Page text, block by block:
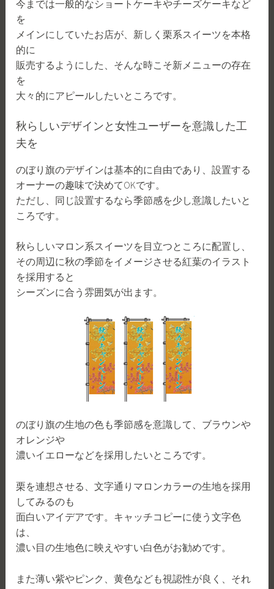
今までは一般的なショートケーキやチーズケーキなど
を
メインにしていたお店が、新しく栗系スイーツを本格
的に
販売するようにした、そんな時こそ新メニューの存在
を
大々的にアピールしたいところです。
秋らしいデザインと女性ユーザーを意識した工
夫を
のぼり旗のデザインは基本的に自由であり、設置する
オーナーの趣味で決めてOKです。
ただし、同じ設置するなら季節感を少し意識したいと
ころです。
秋らしいマロン系スイーツを目立つところに配置し、
その周辺に秋の季節をイメージさせる紅葉のイラスト
を採用すると
シーズンに合う雰囲気が出ます。
のぼり旗の生地の色も季節感を意識して、ブラウンや
オレンジや
濃いイエローなどを採用したいところです。
栗を連想させる、文字通りマロンカラーの生地を採用
してみるのも
面白いアイデアです。キャッチコピーに使う文字色
は、
濃い目の生地色に映えやすい白色がお勧めです。
また薄い紫やピンク、黄色なども視認性が良く、それ